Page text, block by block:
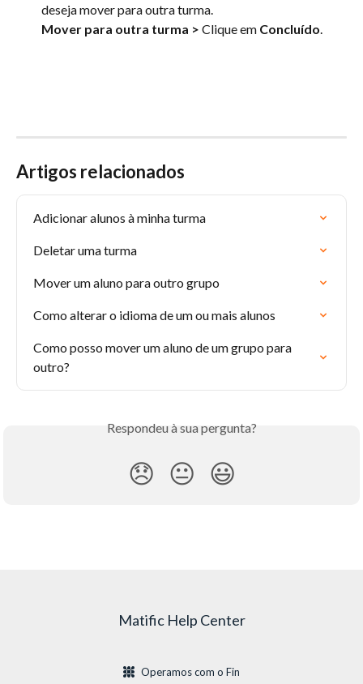
deseja mover para outra turma.
Mover para outra turma > Clique em Concluído.
Artigos relacionados
Adicionar alunos à minha turma
Deletar uma turma
Mover um aluno para outro grupo
Como alterar o idioma de um ou mais alunos
Como posso mover um aluno de um grupo para
outro?
Respondeu à sua pergunta?
😞 😐 😃
Matific Help Center
Operamos com o Fin